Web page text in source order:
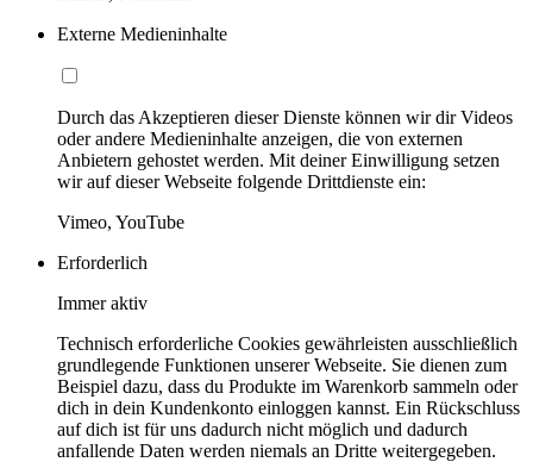
Externe Medieninhalte
Durch das Akzeptieren dieser Dienste können wir dir Videos
oder andere Medieninhalte anzeigen, die von externen
Anbietern gehostet werden. Mit deiner Einwilligung setzen
wir auf dieser Webseite folgende Drittdienste ein:
Vimeo, YouTube
Erforderlich
Immer aktiv
Technisch erforderliche Cookies gewährleisten ausschließlich
grundlegende Funktionen unserer Webseite. Sie dienen zum
Beispiel dazu, dass du Produkte im Warenkorb sammeln oder
dich in dein Kundenkonto einloggen kannst. Ein Rückschluss
auf dich ist für uns dadurch nicht möglich und dadurch
anfallende Daten werden niemals an Dritte weitergegeben.